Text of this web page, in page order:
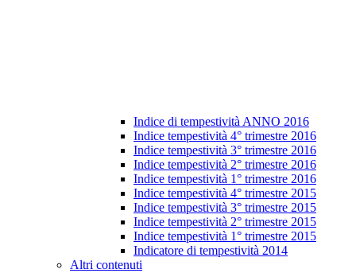
Indice di tempestività ANNO 2016
Indice tempestività 4° trimestre 2016
Indice tempestività 3° trimestre 2016
Indice tempestività 2° trimestre 2016
Indice tempestività 1° trimestre 2016
Indice tempestività 4° trimestre 2015
Indice tempestività 3° trimestre 2015
Indice tempestività 2° trimestre 2015
Indice tempestività 1° trimestre 2015
Indicatore di tempestività 2014
Altri contenuti